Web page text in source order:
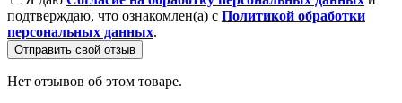
подтверждаю, что ознакомлен(а) с Политикой обработки
персональных данных.
Отправить свой отзыв
Нет отзывов об этом товаре.